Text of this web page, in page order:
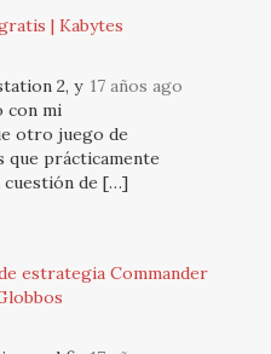
| Kabytes
17 años ago
2, y
con mi
otro juego de
que prácticamente
cuestión de […]
estrategia Commander